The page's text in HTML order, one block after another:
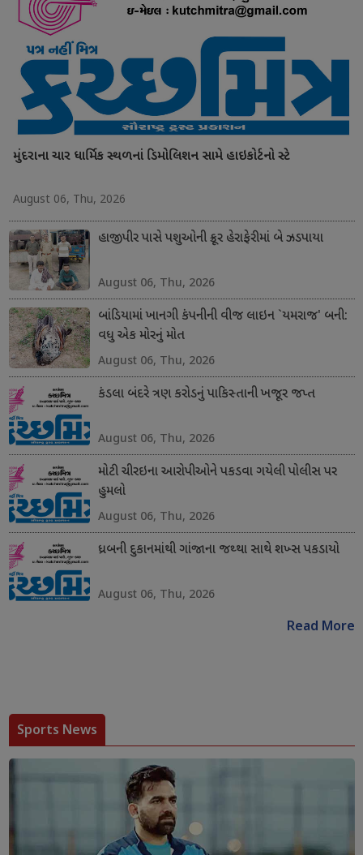
મુંદરાના ચાર ધાર્મિક સ્થળનાં ડિમોલિશન સામે હાઇકોર્ટનો સ્ટે
August 06, Thu, 2026
હાજીપીર પાસે પશુઓની ક્રૂર હેરાફેરીમાં બે ઝડપાયા
August 06, Thu, 2026
બાંડિયામાં ખાનગી કંપનીની વીજ લાઇન `યમરાજ' બની:
વધુ એક મોરનું મોત
August 06, Thu, 2026
કંડલા બંદરે ત્રણ કરોડનું પાકિસ્તાની ખજૂર જપ્ત
August 06, Thu, 2026
મોટી ચીરઇના આરોપીઓને પકડવા ગયેલી પોલીસ પર
હુમલો
August 06, Thu, 2026
ધ્રબની દુકાનમાંથી ગાંજાના જથ્થા સાથે શખ્સ પકડાયો
August 06, Thu, 2026
Read More
Sports News